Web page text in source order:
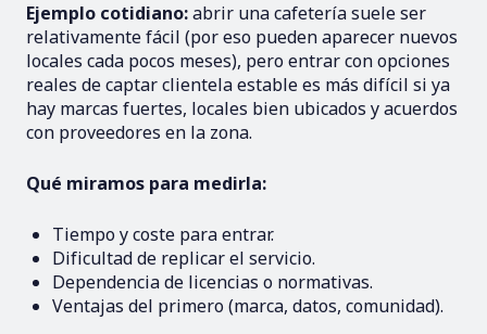
Ejemplo cotidiano:abrir una cafetería suele ser
relativamente fácil (por eso pueden aparecer nuevos
locales cada pocos meses), pero entrar con opciones
reales de captar clientela estable es más difícil si ya
hay marcas fuertes, locales bien ubicados y acuerdos
con proveedores en la zona.
Qué miramos para medirla:
Tiempo y coste para entrar.
Dificultad de replicar el servicio.
Dependencia de licencias o normativas.
Ventajas del primero (marca, datos, comunidad).